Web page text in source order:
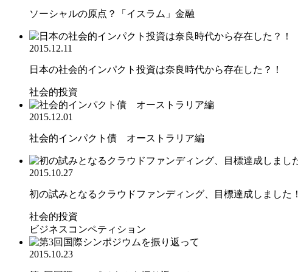
ソーシャルの原点？「イスラム」金融
2015.12.11
日本の社会的インパクト投資は奈良時代から存在した？！
社会的投資
2015.12.01
社会的インパクト債 オーストラリア編
2015.10.27
初の試みとなるクラウドファンディング、目標達成しました！
社会的投資
ビジネスコンペティション
2015.10.23